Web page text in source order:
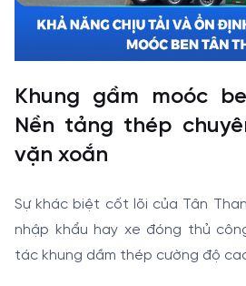
Khung gầm moóc
Nền tảng thép
vặn xoắn
Sự khác biệt cốt lõi của Tân
nhập khẩu hay xe đóng thủ
tác khung dầm thép cường độ